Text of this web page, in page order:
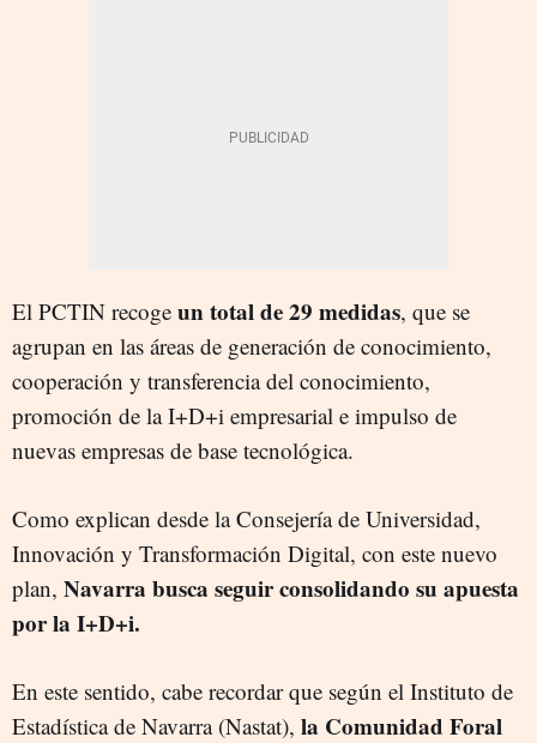
El PCTIN recoge un total de 29 medidas, que se
agrupan en las áreas de generación de conocimiento,
cooperación y transferencia del conocimiento,
promoción de la I+D+i empresarial e impulso de
nuevas empresas de base tecnológica.
Como explican desde la Consejería de Universidad,
Innovación y Transformación Digital, con este nuevo
plan, Navarra busca seguir consolidando su apuesta
por la I+D+i.
En este sentido, cabe recordar que según el Instituto de
Estadística de Navarra (Nastat), la Comunidad Foral